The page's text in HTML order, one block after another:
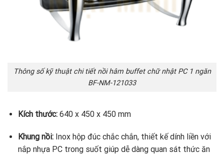
Thông số kỹ thuật chi tiết nồi hâm buffet chữ nhật PC 1 ngăn
BF-NM-121033
Kích thước:640 x 450 x 450 mm
Khung nồi:Inox hộp đúc chắc chắn, thiết kế dính liền với
nắp nhựa PC trong suốt giúp dễ dàng quan sát thức ăn